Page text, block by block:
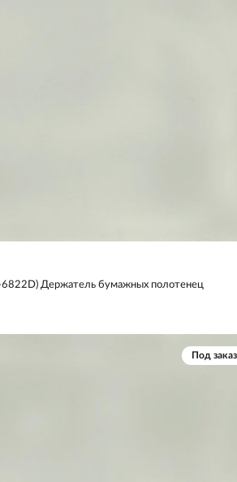
Держатель бумажных полотенец
Под заказ